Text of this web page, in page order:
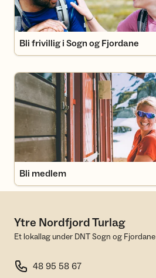
Bli frivillig i Sogn og Fjordane
Bli medlem
Bli medlem
Ytre Nordfjord Turlag
Et lokallag under DNT Sogn og Fjordane
48 95 58 67